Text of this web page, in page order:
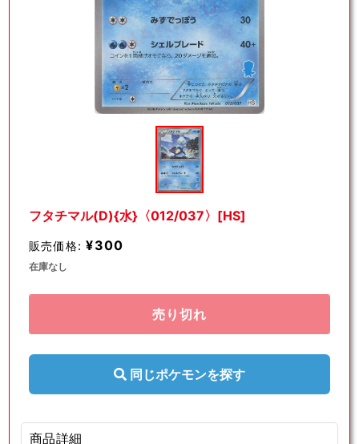
(1)
を
フタチマル(D){水}〈012/037〉[HS]
販売価格: ¥300
在庫なし
売り切れ
同じポケモンを探す
商品詳細